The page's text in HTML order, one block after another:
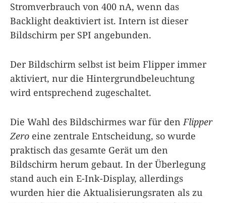
Stromverbrauch von 400 nA, wenn das
Backlight deaktiviert ist. Intern ist dieser
Bildschirm per SPI angebunden.
Der Bildschirm selbst ist beim Flipper immer
aktiviert, nur die Hintergrundbeleuchtung
wird entsprechend zugeschaltet.
Die Wahl des Bildschirmes war für denFlipper
Zero eine zentrale Entscheidung, so wurde
praktisch das gesamte Gerät um den
Bildschirm herum gebaut. In der Überlegung
stand auch ein E-Ink-Display, allerdings
wurden hier die Aktualisierungsraten als zu